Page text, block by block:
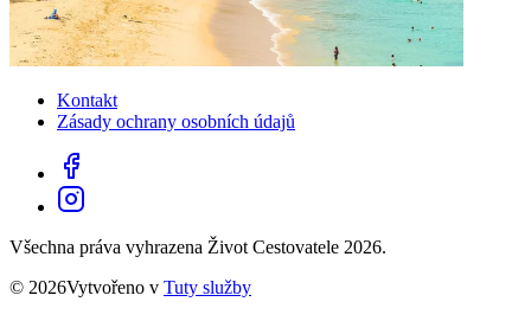
Kontakt
Zásady ochrany osobních údajů
Všechna práva vyhrazena Život Cestovatele 2026.
© 2026Vytvořeno v Tuty služby